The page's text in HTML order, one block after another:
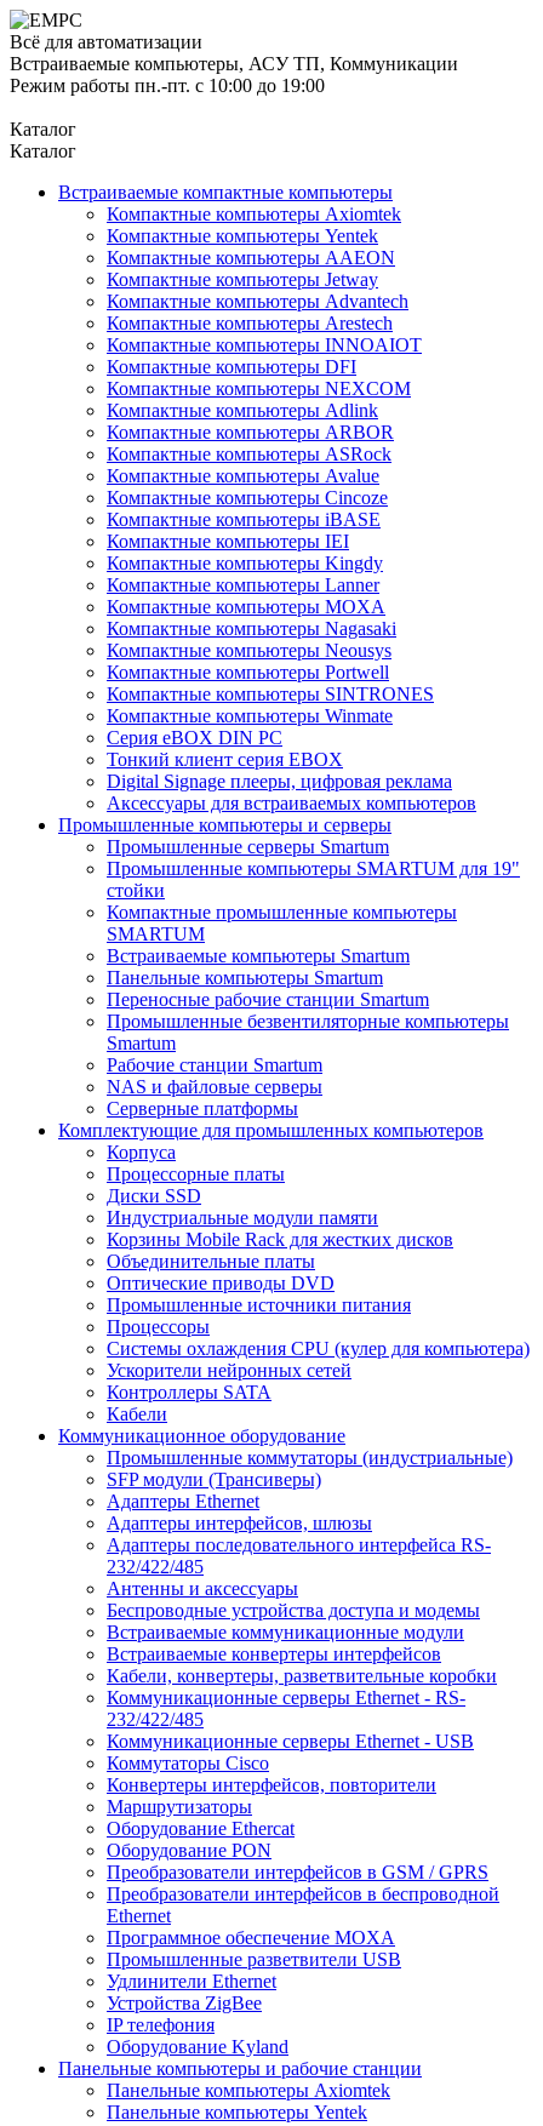
Всё для автоматизации
Встраиваемые компьютеры, АСУ ТП, Коммуникации
Режим работы пн.-пт. с 10:00 до 19:00
Каталог
Каталог
Встраиваемые компактные компьютеры
Компактные компьютеры Axiomtek
Компактные компьютеры Yentek
Компактные компьютеры AAEON
Компактные компьютеры Jetway
Компактные компьютеры Advantech
Компактные компьютеры Arestech
Компактные компьютеры INNOAIOT
Компактные компьютеры DFI
Компактные компьютеры NEXCOM
Компактные компьютеры Adlink
Компактные компьютеры ARBOR
Компактные компьютеры ASRock
Компактные компьютеры Avalue
Компактные компьютеры Cincoze
Компактные компьютеры iBASE
Компактные компьютеры IEI
Компактные компьютеры Kingdy
Компактные компьютеры Lanner
Компактные компьютеры MOXA
Компактные компьютеры Nagasaki
Компактные компьютеры Neousys
Компактные компьютеры Portwell
Компактные компьютеры SINTRONES
Компактные компьютеры Winmate
Серия eBOX DIN PC
Тонкий клиент серия EBOX
Digital Signage плееры, цифровая реклама
Аксессуары для встраиваемых компьютеров
Промышленные компьютеры и серверы
Промышленные серверы Smartum
Промышленные компьютеры SMARTUM для 19"
стойки
Компактные промышленные компьютеры
SMARTUM
Встраиваемые компьютеры Smartum
Панельные компьютеры Smartum
Переносные рабочие станции Smartum
Промышленные безвентиляторные компьютеры
Smartum
Рабочие станции Smartum
NAS и файловые серверы
Серверные платформы
Комплектующие для промышленных компьютеров
Корпуса
Процессорные платы
Диски SSD
Индустриальные модули памяти
Корзины Mobile Rack для жестких дисков
Объединительные платы
Оптические приводы DVD
Промышленные источники питания
Процессоры
Системы охлаждения CPU (кулер для компьютера)
Ускорители нейронных сетей
Контроллеры SATA
Кабели
Коммуникационное оборудование
Промышленные коммутаторы (индустриальные)
SFP модули (Трансиверы)
Адаптеры Ethernet
Адаптеры интерфейсов, шлюзы
Адаптеры последовательного интерфейса RS-
232/422/485
Антенны и аксессуары
Беспроводные устройства доступа и модемы
Встраиваемые коммуникационные модули
Встраиваемые конвертеры интерфейсов
Кабели, конвертеры, разветвительные коробки
Коммуникационные серверы Ethernet - RS-
232/422/485
Коммуникационные серверы Ethernet - USB
Коммутаторы Cisco
Конвертеры интерфейсов, повторители
Маршрутизаторы
Оборудование Ethercat
Оборудование PON
Преобразователи интерфейсов в GSM / GPRS
Преобразователи интерфейсов в беспроводной
Ethernet
Программное обеспечение MOXA
Промышленные разветвители USB
Удлинители Ethernet
Устройства ZigBee
IP телефония
Оборудование Kyland
Панельные компьютеры и рабочие станции
Панельные компьютеры Axiomtek
Панельные компьютеры Yentek